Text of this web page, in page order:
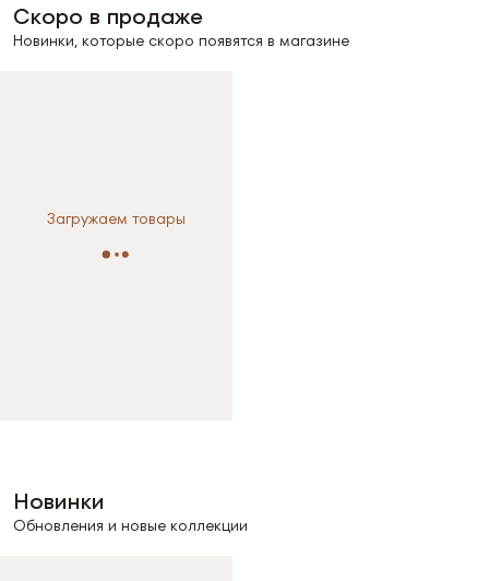
Размер не выбран
Скоро в продаже
Новинки, которые скоро появятся в магазине
Загружаем товары
Новинки
Обновления и новые коллекции